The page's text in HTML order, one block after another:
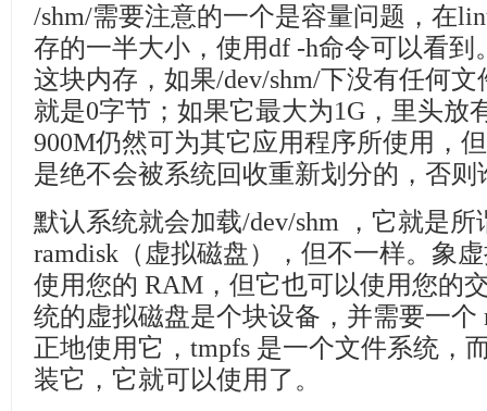
/shm/需要注意的一个是容量问题，在
存的一半大小，使用df -h命令可以看
这块内存，如果/dev/shm/下没有任何
就是0字节；如果它最大为1G，里头放
900M仍然可为其它应用程序所使用，
是绝不会被系统回收重新划分的，否
默认系统就会加载/dev/shm ，它就是
ramdisk（虚拟磁盘），但不一样。象
使用您的 RAM，但它也可以使用您的
统的虚拟磁盘是个块设备，并需要一个
正地使用它，tmpfs 是一个文件系统，
装它，它就可以使用了。